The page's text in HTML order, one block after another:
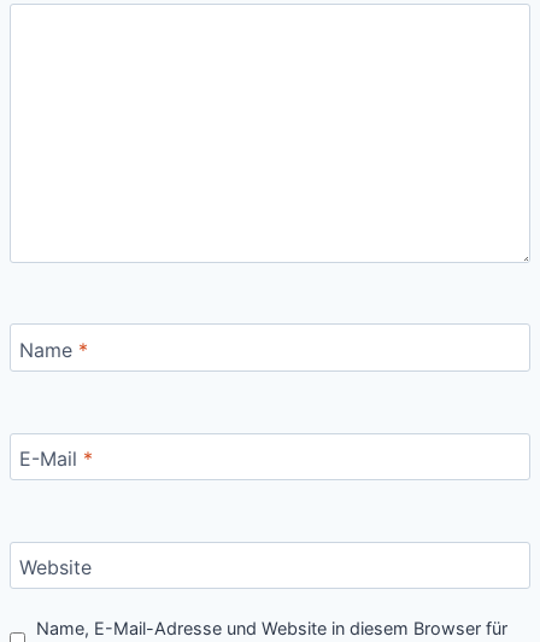
Name *
E-Mail *
Website
Name, E-Mail-Adresse und Website in diesem Browser für